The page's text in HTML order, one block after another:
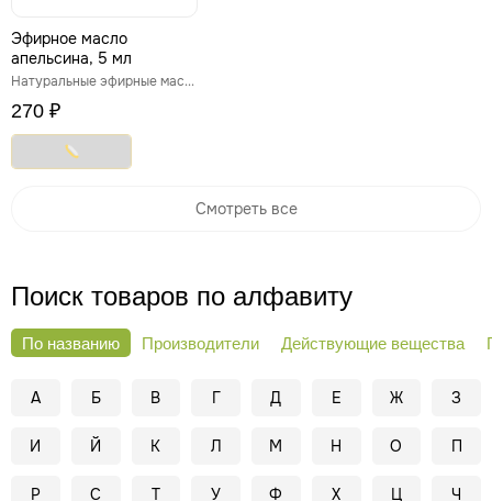
Эфирное масло
апельсина, 5 мл
Натуральные эфирные масла
270 ₽
Смотреть все
Поиск товаров по алфавиту
По названию Производители Действующие вещества
А Б В Г Д Е Ж З
И Й К Л М Н О П
Р С Т У Ф Х Ц Ч